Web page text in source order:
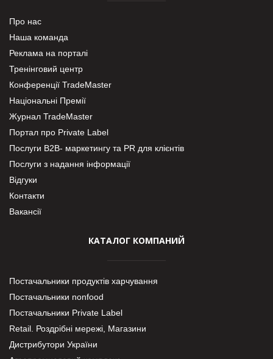
Про нас
Наша команда
Реклама на порталі
Тренінговий центр
Конференції TradeMaster
Національні Премії
Журнал TradeMaster
Портал про Private Label
Послуги В2В- маркетингу та PR для клієнтів
Послуги з надання інформації
Відгуки
Контакти
Вакансії
КАТАЛОГ КОМПАНИЙ
Постачальники продуктів харчування
Постачальники nonfood
Постачальники Private Label
Retail. Роздрібні мережі, Магазини
Дистрибутори України